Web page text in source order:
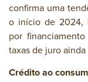
confirma uma
o início de 2024,
por
taxas de juro
Crédito ao